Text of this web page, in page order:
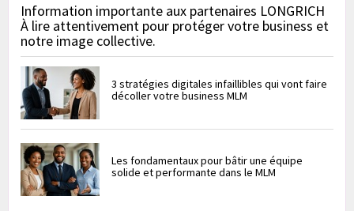
Information importante aux partenaires LONGRICH
À lire attentivement pour protéger votre business et
notre image collective.
3 stratégies digitales infaillibles qui vont faire
décoller votre business MLM
Les fondamentaux pour bâtir une équipe
solide et performante dans le MLM